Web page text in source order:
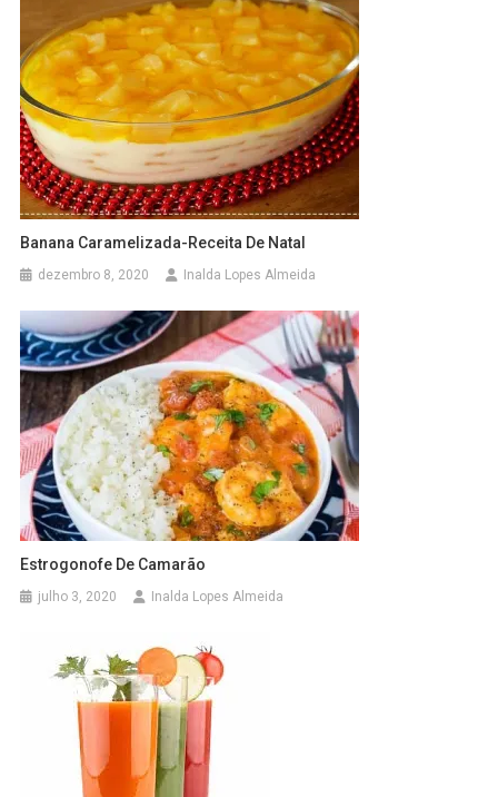
Banana Caramelizada-Receita De Natal
dezembro 8, 2020 Inalda Lopes Almeida
Estrogonofe De Camarão
julho 3, 2020 Inalda Lopes Almeida